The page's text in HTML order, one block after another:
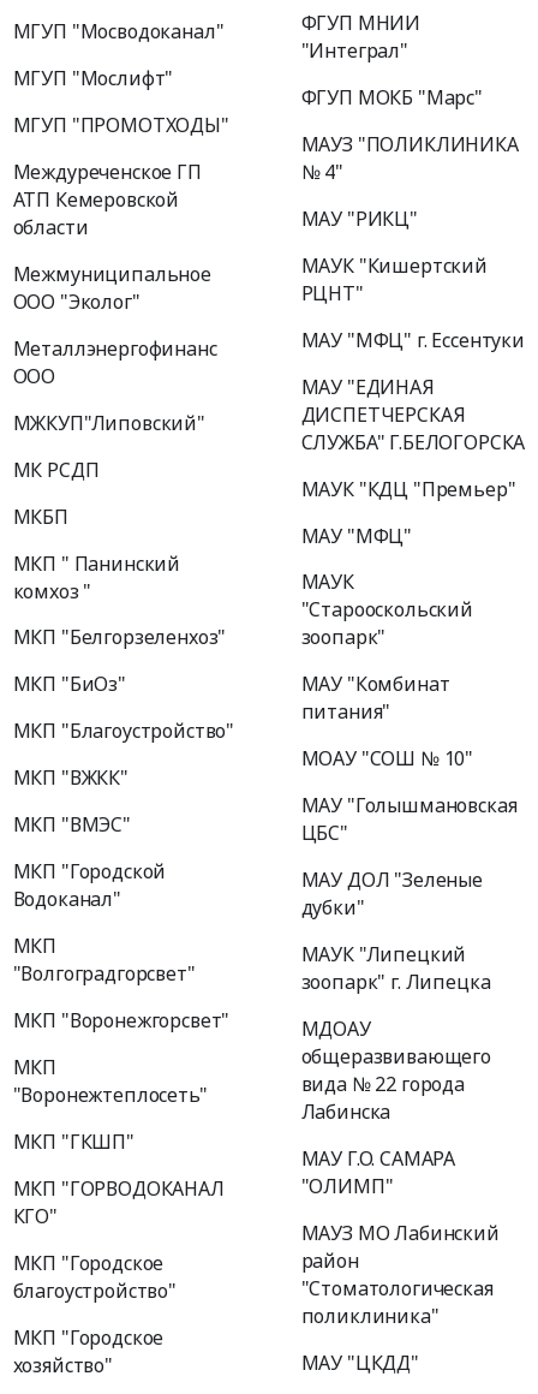
МГУП "Мосводоканал"
МГУП "Мослифт"
МГУП "ПРОМОТХОДЫ"
Междуреченское ГП
АТП Кемеровской
области
Межмуниципальное
ООО "Эколог"
Металлэнергофинанс
ООО
МЖКУП"Липовский"
МК РСДП
МКБП
МКП " Панинский
комхоз "
МКП "Белгорзеленхоз"
МКП "БиОз"
МКП "Благоустройство"
МКП "ВЖКК"
МКП "ВМЭС"
МКП "Городской
Водоканал"
МКП
"Волгоградгорсвет"
МКП "Воронежгорсвет"
МКП
"Воронежтеплосеть"
МКП "ГКШП"
МКП "ГОРВОДОКАНАЛ
КГО"
МКП "Городское
благоустройство"
МКП "Городское
хозяйство"
ФГУП МНИИ
"Интеграл"
ФГУП МОКБ "Марс"
МАУЗ "ПОЛИКЛИНИКА
№ 4"
МАУ "РИКЦ"
МАУК "Кишертский
РЦНТ"
МАУ "МФЦ" г. Ессентуки
МАУ "ЕДИНАЯ
ДИСПЕТЧЕРСКАЯ
СЛУЖБА" Г.БЕЛОГОРСКА
МАУК "КДЦ "Премьер"
МАУ "МФЦ"
МАУК
"Старооскольский
зоопарк"
МАУ "Комбинат
питания"
МОАУ "СОШ № 10"
МАУ "Голышмановская
ЦБС"
МАУ ДОЛ "Зеленые
дубки"
МАУК "Липецкий
зоопарк" г. Липецка
МДОАУ
общеразвивающего
вида № 22 города
Лабинска
МАУ Г.О. САМАРА
"ОЛИМП"
МАУЗ МО Лабинский
район
"Стоматологическая
поликлиника"
МАУ "ЦКДД"